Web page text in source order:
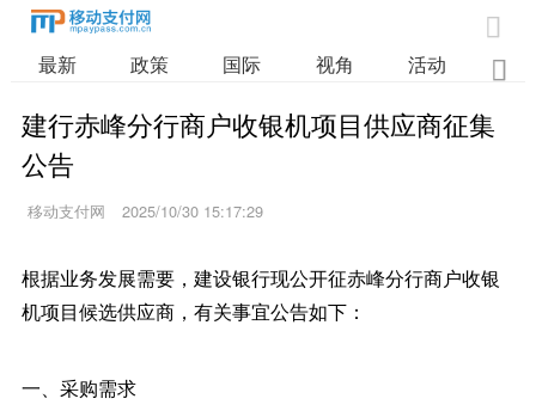

最新 政策 国际 视角 活动 业

建行赤峰分行商户收银机项目供应商征集
公告
移动支付网 2025/10/30 15:17:29
根据业务发展需要，建设银行现公开征赤峰分行商户收银
机项目候选供应商，有关事宜公告如下：
一、采购需求